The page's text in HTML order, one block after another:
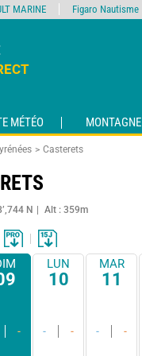
MÉTÉO MONTAGNE
Casterets
N Alt : 359m
-
LUN
10
- -
MAR
11
- -
MARINE Figaro Nautisme